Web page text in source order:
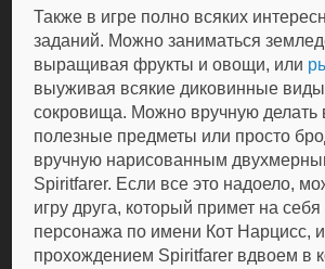
Также в игре полно всяких
заданий. Можно заниматься
выращивая фрукты и овощи, или
выуживая всякие диковинные
сокровища. Можно вручную делать
полезные предметы или просто
вручную нарисованным
Spiritfarer. Если все это надоело,
игру друга, который примет на себя
персонажа по имени Кот Нарцисс, и
прохождением Spiritfarer вдвоем в